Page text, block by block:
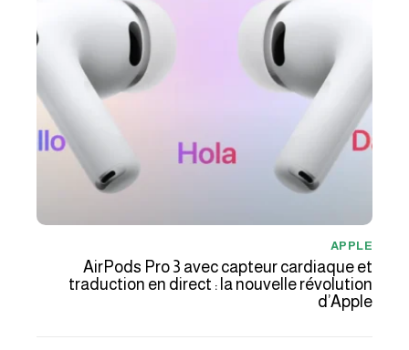
APPLE
AirPods Pro 3 avec capteur cardiaque et
traduction en direct : la nouvelle révolution
d’Apple